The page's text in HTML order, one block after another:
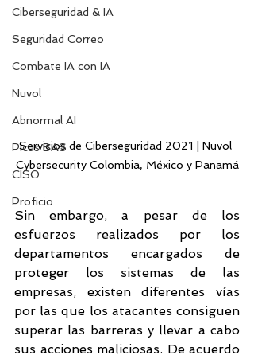
Ciberseguridad & IA
Seguridad Correo
Combate IA con IA
Nuvol
Abnormal AI
Picus BAS
CISO
Proficio
Servicios de Ciberseguridad 2021 | Nuvol
Cybersecurity Colombia, México y Panamá
Sin embargo, a pesar de los
esfuerzos realizados por los
departamentos encargados de
proteger los sistemas de las
empresas, existen diferentes vías
por las que los atacantes consiguen
superar las barreras y llevar a cabo
sus acciones maliciosas. De acuerdo